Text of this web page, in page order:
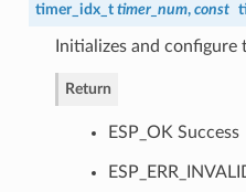
timer_idx_t timer_num, const
Initializes and configure
Return
ESP_OK Success